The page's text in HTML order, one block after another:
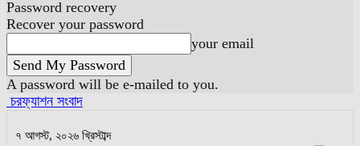
Password recovery
Recover your password
your email
A password will be e-mailed to you.
চরফ্যাশন সংবাদ
৭ আগস্ট, ২০২৬ খ্রিস্টাব্দ